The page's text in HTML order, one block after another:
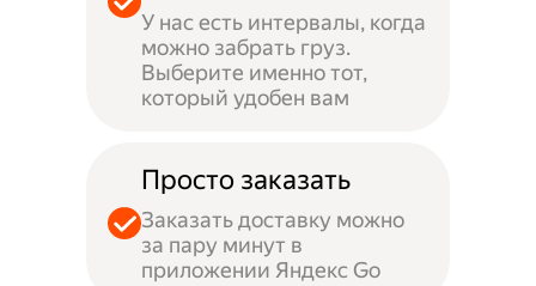
У нас есть интервалы, когда
можно забрать груз.
Выберите именно тот,
который удобен вам
Просто заказать
Заказать доставку можно
за пару минут в
приложении Яндекс Go